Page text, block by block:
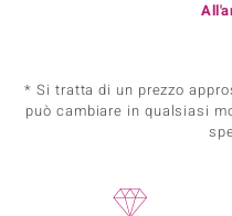
* Si tratta di un prezzo
può cambiare in qualsiasi